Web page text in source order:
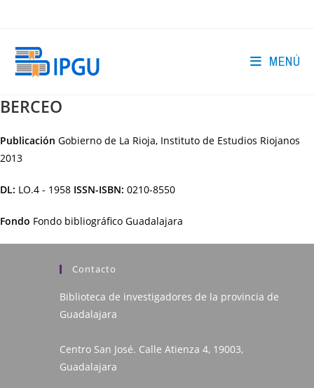
MENÚ
BERCEO
Publicación Gobierno de La Rioja, Instituto de Estudios Riojanos
2013
DL: LO.4 - 1958 ISSN-ISBN: 0210-8550
Fondo Fondo bibliográfico Guadalajara
Contacto
Biblioteca de investigadores de la provincia de
Guadalajara
Centro San José. Calle Atienza 4, 19003,
Guadalajara